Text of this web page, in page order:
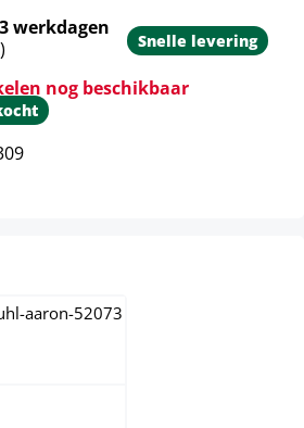
werkdagen
Snelle levering
nog beschikbaar